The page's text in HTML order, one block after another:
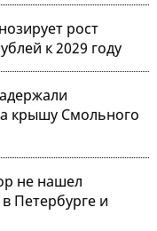
рост
к 2029 году
крышу Смольного
не нашел
Петербурге и